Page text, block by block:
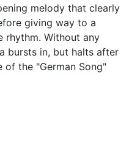
melody that clearly
giving way to a
rhythm. Without any
bursts in, but halts after
the "German Song"